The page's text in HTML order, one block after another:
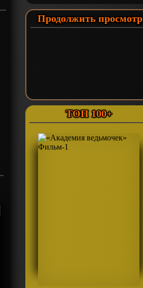
Продолжить просмотр
ТОП 100+